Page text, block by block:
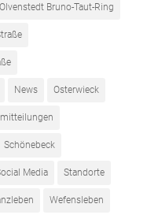
Bruno-Taut-Ring
News Osterwieck
Schönebeck
Media Standorte
Wefensleben